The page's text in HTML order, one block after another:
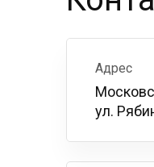
Адрес
ул.